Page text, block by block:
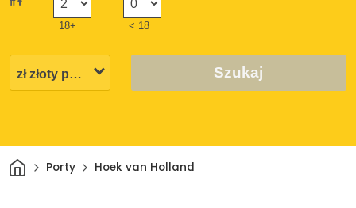
18+ < 18
Szukaj
DomPorty Hoek van Holland